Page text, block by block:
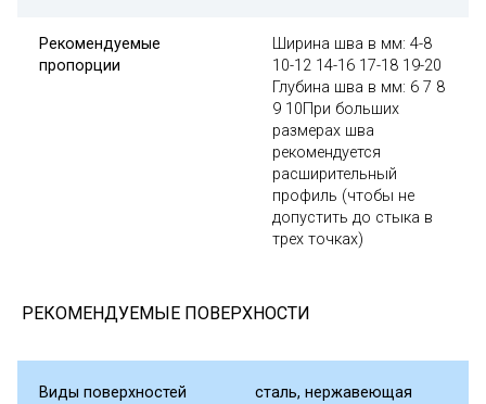
Рекомендуемые
пропорции
Ширина шва в мм: 4-8
10-12 14-16 17-18 19-20
Глубина шва в мм: 6 7 8
9 10При больших
размерах шва
рекомендуется
расширительный
профиль (чтобы не
допустить до стыка в
трех точках)
РЕКОМЕНДУЕМЫЕ ПОВЕРХНОСТИ
Виды поверхностей
сталь, нержавеющая